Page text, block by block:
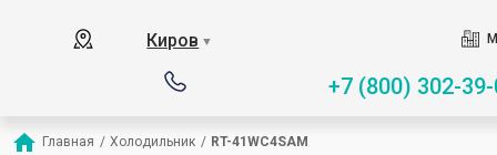
Киров ▼
+7 (800) 302-
Главная / Холодильник / RT-41WC4SAM